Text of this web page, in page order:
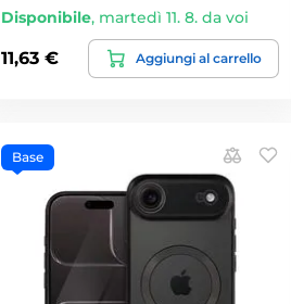
Disponibile, martedì 11. 8. da voi
11,63 € Aggiungi al carrello
Base